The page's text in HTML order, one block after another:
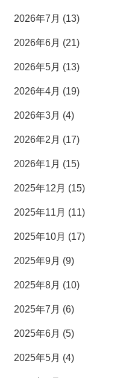
2026年7月 (13)
2026年6月 (21)
2026年5月 (13)
2026年4月 (19)
2026年3月 (4)
2026年2月 (17)
2026年1月 (15)
2025年12月 (15)
2025年11月 (11)
2025年10月 (17)
2025年9月 (9)
2025年8月 (10)
2025年7月 (6)
2025年6月 (5)
2025年5月 (4)